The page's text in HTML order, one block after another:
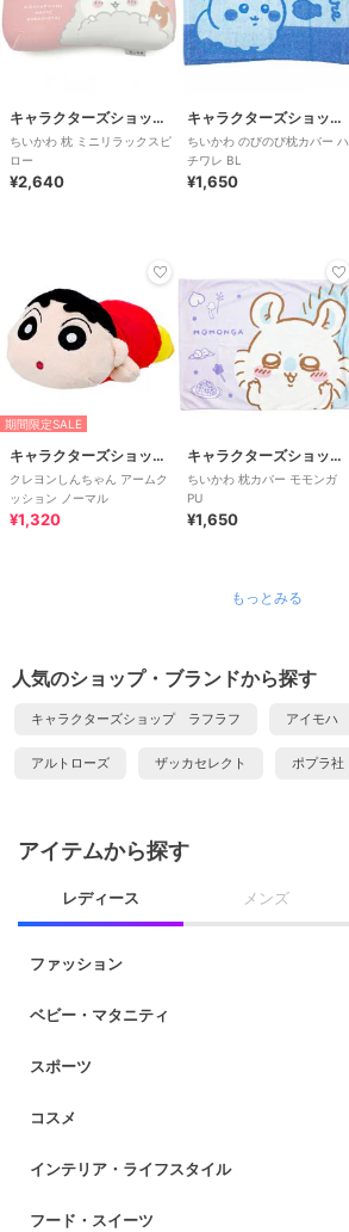
キャラクターズショップ ラフラフ
ちいかわ 枕 ミニリラックスピ
ロー
¥2,640
キャラクターズショップ ラフラフ
ちいかわ のびのび枕カバー ハ
チワレ BL
¥1,650
期間限定SALE
キャラクターズショップ ラフラフ
クレヨンしんちゃん アームク
ッション ノーマル
¥1,320
キャラクターズショップ ラフラフ
ちいかわ 枕カバー モモンガ
PU
¥1,650
もっとみる
人気のショップ・ブランドから探す
キャラクターズショップ ラフラフ アイモハ
アルトローズ ザッカセレクト ポプラ社
アイテムから探す
レディース メンズ
ファッション
ベビー・マタニティ
スポーツ
コスメ
インテリア・ライフスタイル
フード・スイーツ